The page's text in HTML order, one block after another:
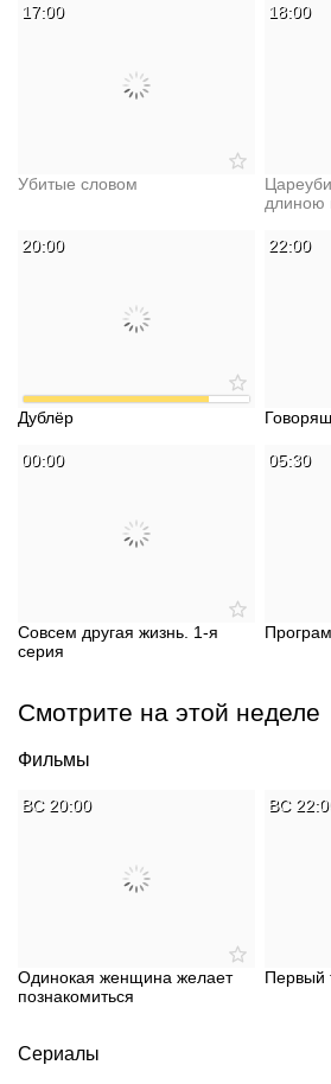
Убитые словом
17:00
длиною
18:00
Дублёр
20:00 22:00
Совсем другая жизнь. 1-я
серия
00:00 05:30
Смотрите на этой неделе
Фильмы
Одинокая женщина желает
познакомиться
ВС 20:00
Первый
ВС
Сериалы